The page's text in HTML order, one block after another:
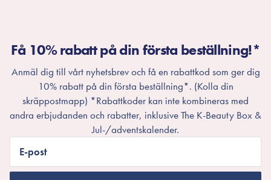
Få 10% rabatt på din första beställning!*
Anmäl dig till vårt nyhetsbrev och få en rabattkod som ger dig
10% rabatt på din första beställning*. (Kolla din
skräppostmapp) *Rabattkoder kan inte kombineras med
andra erbjudanden och rabatter, inklusive The K-Beauty Box &
Jul-/adventskalender.
E-post